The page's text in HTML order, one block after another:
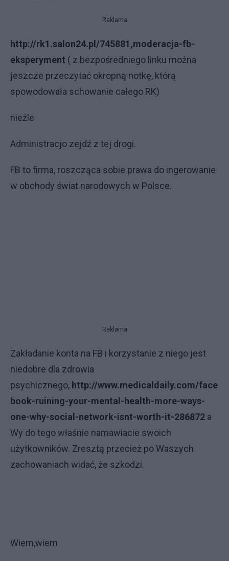
Reklama
http://rk1.salon24.pl/745881,moderacja-fb-
eksperyment ( z bezpośredniego linku można
jeszcze przeczytać okropną notkę, którą
spowodowała schowanie całego RK)
nieźle
Administracjo zejdź z tej drogi.
FB to firma, roszcząca sobie prawa do ingerowanie
w obchody świat narodowych w Polsce.
Reklama
Zakładanie konta na FB i korzystanie z niego jest
niedobre dla zdrowia
psychicznego, http://www.medicaldaily.com/face
book-ruining-your-mental-health-more-ways-
one-why-social-network-isnt-worth-it-286872 a
Wy do tego właśnie namawiacie swoich
użytkowników. Zresztą przecież po Waszych
zachowaniach widać, że szkodzi.
Wiem,wiem